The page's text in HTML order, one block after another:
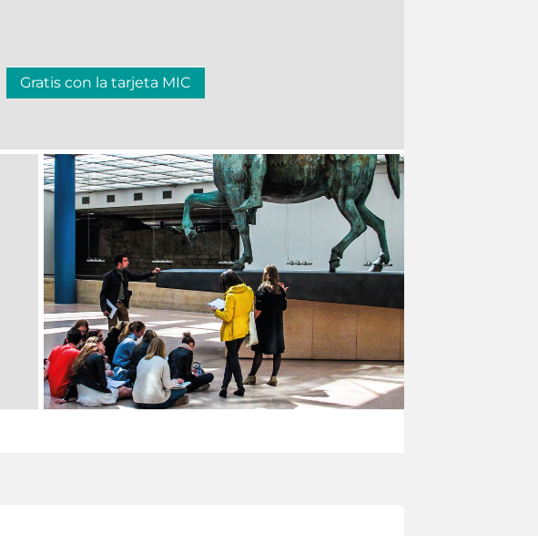
Gratis con la tarjeta MIC